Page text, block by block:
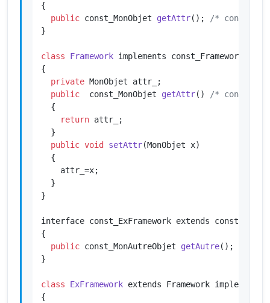
{
public const_MonObjet getAttr() ; /* const */
}
class Framework implements const_Framework
{
private MonObjet attr_;
public
  const_MonObjet
getAttr()
/* const */
{
return attr_;
  }
public void setAttr(MonObjet x)
{
    attr_=x;
  }
}
interface const_ExFramework extends
{
public const_MonAutreObjet getAutre() ;
}
class ExFramework extends Framework implements
{